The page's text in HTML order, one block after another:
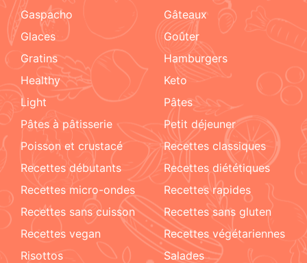
Gaspacho
gâteaux
glaces
goûter
gratins
hamburgers
healthy
keto
light
pâtes
pâtes à pâtisserie
petit déjeuner
poisson et crustacé
recettes classiques
recettes débutants
recettes diététiques
recettes micro-ondes
recettes rapides
recettes sans cuisson
recettes sans gluten
recettes vegan
recettes végétariennes
risottos
salades